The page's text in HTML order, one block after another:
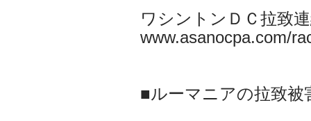
ワシントンＤＣ拉致
www.asanocpa.com/
■ルーマニアの拉致被